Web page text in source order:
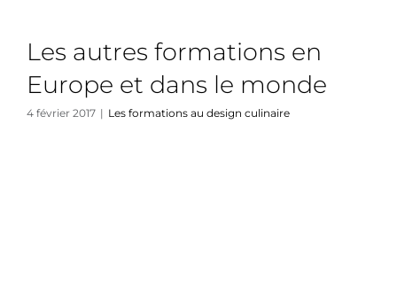
Les autres formations en
Europe et dans le monde
4 février 2017 | Les formations au design culinaire